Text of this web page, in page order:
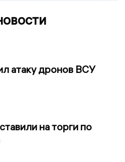
атаку дронов ВСУ
на торги по